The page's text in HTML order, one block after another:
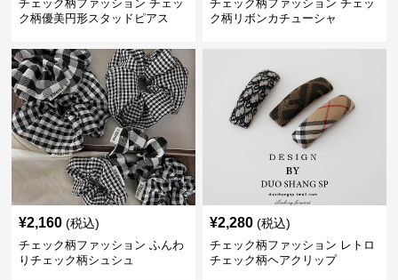
チェック柄ファッション チェッ
ク柄優美円形スタッドピアス
チェック柄ファッション チェッ
ク柄リボンカチューシャ
¥2,160 (税込)
チェック柄ファッション ふんわ
りチェック柄シュシュ
¥2,280 (税込)
チェック柄ファッション レトロ
チェック柄ヘアクリップ